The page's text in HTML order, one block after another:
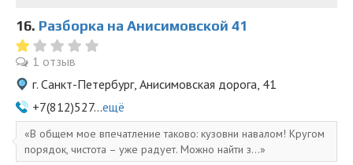
16. Разборка на Анисимовской 41
1 отзыв
г. Санкт-Петербург, Анисимовская дорога, 41
+7(812)527...ещё
В общем мое впечатление таково: кузовни навалом! Кругом
порядок, чистота – уже радует. Можно найти з...